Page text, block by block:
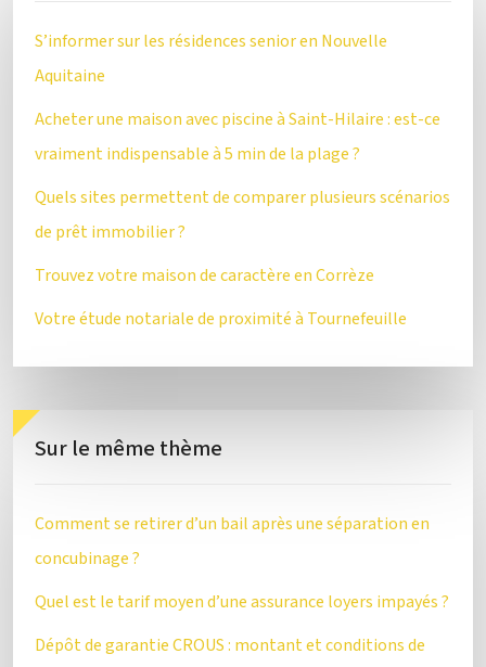
S’informer sur les résidences senior en Nouvelle
Aquitaine
Acheter une maison avec piscine à Saint-Hilaire : est-ce
vraiment indispensable à 5 min de la plage ?
Quels sites permettent de comparer plusieurs scénarios
de prêt immobilier ?
Trouvez votre maison de caractère en Corrèze
Votre étude notariale de proximité à Tournefeuille
Sur le même thème
Comment se retirer d’un bail après une séparation en
concubinage ?
Quel est le tarif moyen d’une assurance loyers impayés ?
Dépôt de garantie CROUS : montant et conditions de